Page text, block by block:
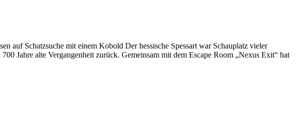
auf Schatzsuche mit einem Kobold Der hessische Spessart war Schauplatz vieler
Jahre alte Vergangenheit zurück. Gemeinsam mit dem Escape Room „Nexus Exit“ hat